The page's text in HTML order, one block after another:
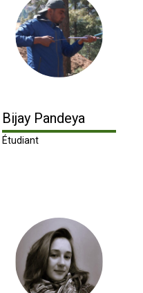
Bijay Pandeya
Étudiant